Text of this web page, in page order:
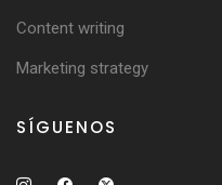
Content writing
Marketing strategy
SÍGUENOS